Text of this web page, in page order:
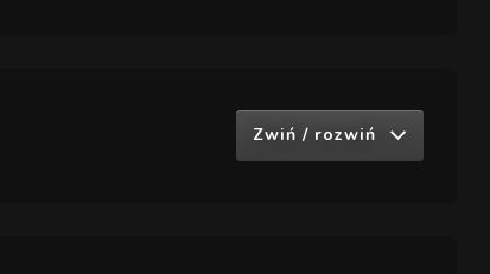
Zwiń / rozwiń